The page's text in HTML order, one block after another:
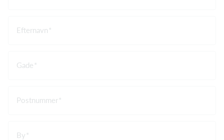
Efternavn
Gade
Postnummer
By